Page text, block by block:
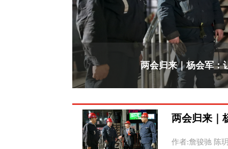
两会归来｜杨会军：
两会归来｜
作者:詹骏驰 陈